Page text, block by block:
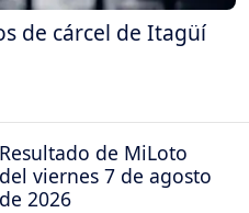
de cárcel de Itagüí
Resultado de MiLoto
del viernes 7 de agosto
de 2026